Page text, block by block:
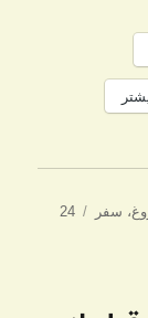
، سفر
24